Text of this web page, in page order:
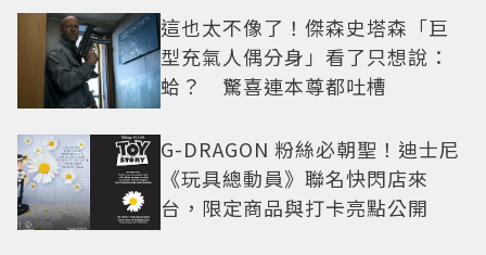
這也太不像了！傑森史塔森「巨
型充氣人偶分身」看了只想說：
蛤？ 驚喜連本尊都吐槽
G-DRAGON 粉絲必朝聖！迪士尼
《玩具總動員》聯名快閃店來
台，限定商品與打卡亮點公開